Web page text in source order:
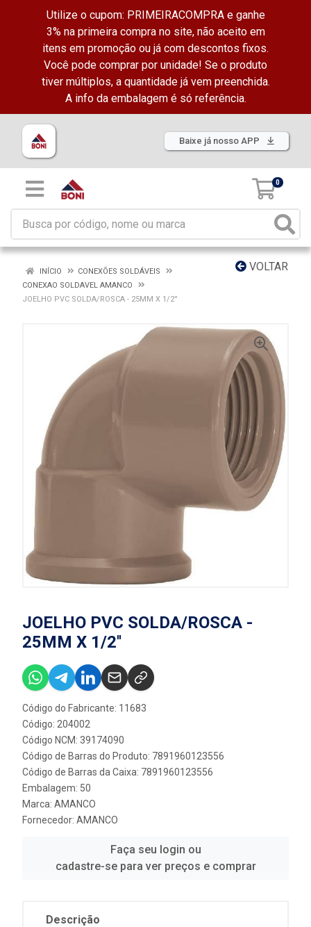
Utilize o cupom: PRIMEIRACOMPRA e ganhe
3% na primeira compra no site, não aceito em
itens em promoção ou já com descontos fixos.
Você pode comprar por unidade! Se o produto
tiver múltiplos, a quantidade já vem preenchida.
A info da embalagem é só referência.
Baixe já nosso APP
0
VOLTAR
INÍCIO
CONEXÕES SOLDÁVEIS
CONEXAO SOLDAVEL AMANCO
JOELHO PVC SOLDA/ROSCA - 25MM X 1/2''
JOELHO PVC SOLDA/ROSCA -
25MM X 1/2''
Código do Fabricante: 11683
Código: 204002
Código NCM: 39174090
Código de Barras do Produto: 7891960123556
Código de Barras da Caixa: 7891960123556
Embalagem: 50
Marca: AMANCO
Fornecedor: AMANCO
Faça seu login ou
cadastre-se para ver preços e comprar
Descrição